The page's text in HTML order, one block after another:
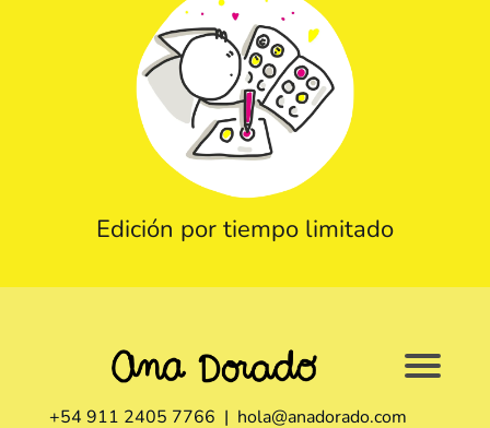
Edición por tiempo limitado
+54 911 2405 7766 | hola@anadorado.com